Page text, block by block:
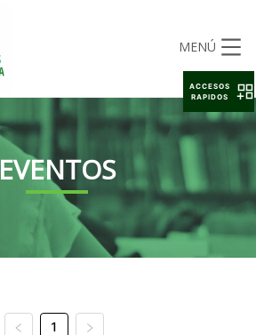
MENÚ
EVENTOS
1
ACCESOS
RAPIDOS